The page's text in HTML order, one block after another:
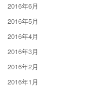
2016年6月
2016年5月
2016年4月
2016年3月
2016年2月
2016年1月